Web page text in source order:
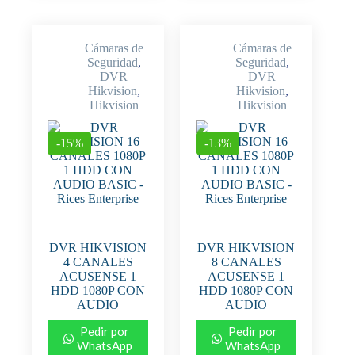
Cámaras de
Seguridad,
DVR
Hikvision,
Hikvision
-15%
DVR HIKVISION
4 CANALES
ACUSENSE 1
HDD 1080P CON
AUDIO
Pedir por
WhatsApp
Cámaras de
Seguridad,
DVR
Hikvision,
Hikvision
-13%
DVR HIKVISION
8 CANALES
ACUSENSE 1
HDD 1080P CON
AUDIO
Pedir por
WhatsApp